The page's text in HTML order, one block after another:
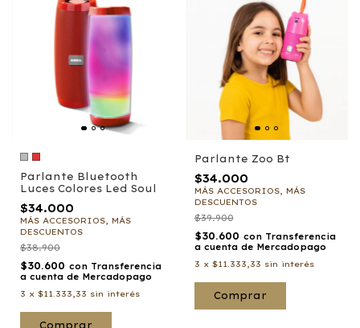
Parlante Bluetooth
Luces Colores Led Soul
$34.000
MÁS ACCESORIOS, MÁS
DESCUENTOS
$38.900
$30.600 con Transferencia
a cuenta de Mercadopago
3 x $11.333,33 sin interés
Comprar
Parlante Zoo Bt
$34.000
MÁS ACCESORIOS, MÁS
DESCUENTOS
$39.900
$30.600 con Transferencia
a cuenta de Mercadopago
3 x $11.333,33 sin interés
Comprar